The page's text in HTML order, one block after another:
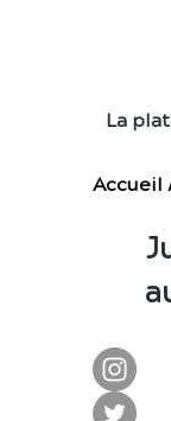
La
Accueil